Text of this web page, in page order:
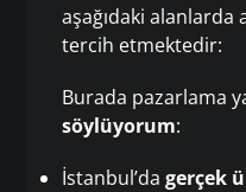
aşağıdaki alanlarda
tercih etmektedir:
Burada pazarlama
söylüyorum:
İstanbul’dagerçek